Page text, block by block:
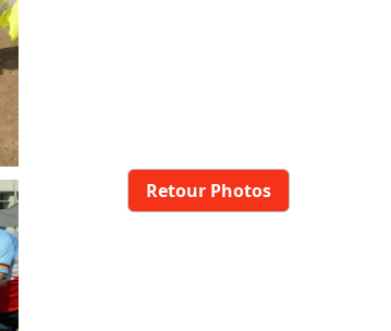
Retour Photos